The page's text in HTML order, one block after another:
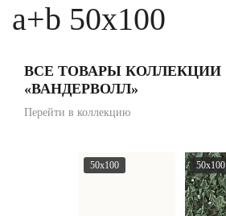
a+b 50x100
ВСЕ ТОВАРЫ КОЛЛЕКЦИИ
«ВАНДЕРВОЛЛ»
Перейти в коллекцию
50x100 50x100